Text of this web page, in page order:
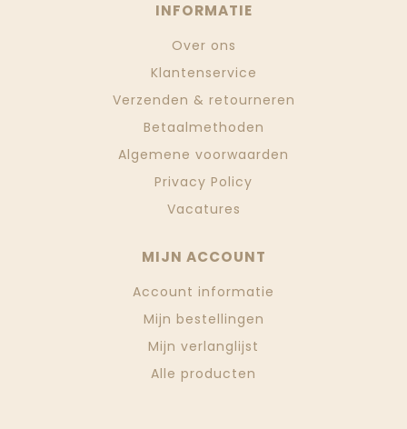
INFORMATIE
Over ons
Klantenservice
Verzenden & retourneren
Betaalmethoden
Algemene voorwaarden
Privacy Policy
Vacatures
MIJN ACCOUNT
Account informatie
Mijn bestellingen
Mijn verlanglijst
Alle producten